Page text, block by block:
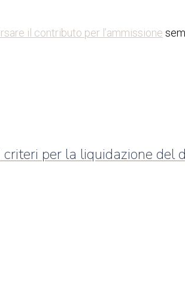
il contributo per l’ammissione
per la liquidazione